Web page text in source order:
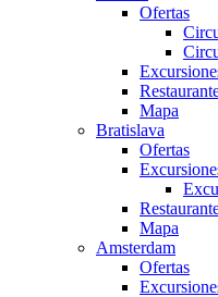
Ofertas
Mapa
Bratislava
Ofertas
Mapa
Amsterdam
Ofertas